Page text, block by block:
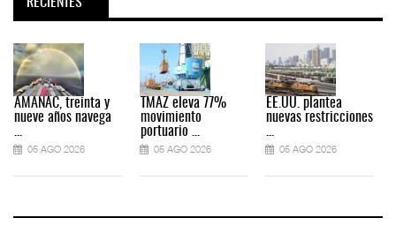
AMANAC, treinta y
nueve años navega
05 AGO 2026
TMAZ eleva 77%
movimiento
portuario ...
05 AGO 2026
EE.UU. plantea
nuevas restricciones
05 AGO 2026